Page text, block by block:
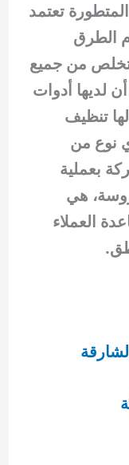
تعتمد
الطرق
من جميع
لديها أدوات
تنظيف
نوع من
بعملية
هي
العملاء